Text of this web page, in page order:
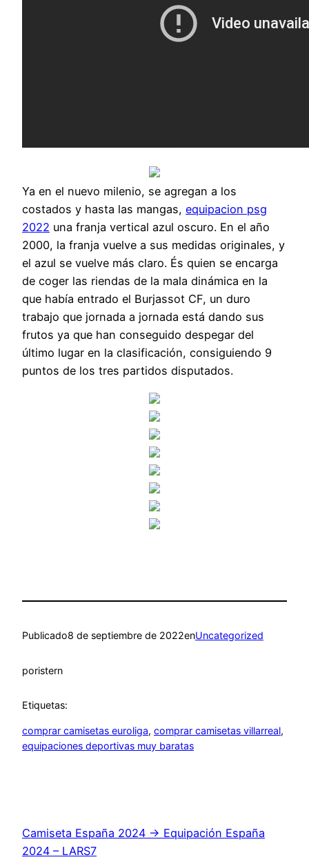
Ya en el nuevo milenio, se agregan a los
costados y hasta las mangas, equipacion psg
2022 una franja vertical azul oscuro. En el año
2000, la franja vuelve a sus medidas originales, y
el azul se vuelve más claro. És quien se encarga
de coger las riendas de la mala dinámica en la
que había entrado el Burjassot CF, un duro
trabajo que jornada a jornada está dando sus
frutos ya que han conseguido despegar del
último lugar en la clasificación, consiguiendo 9
puntos de los tres partidos disputados.
Publicado8 de septiembre de 2022enUncategorized
poristern
Etiquetas:
comprar camisetas euroliga, comprar camisetas villarreal
equipaciones deportivas muy baratas
Camiseta España 2024 → Equipación España
2024 – LARS7